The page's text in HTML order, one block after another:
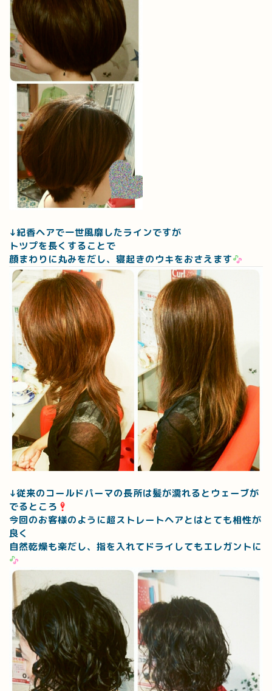
↓紀香ヘアで一世風靡したラインですが
トツプを長くすることで
顔まわりに丸みをだし、寝起きのウキをおさえます
↓従来のコールドパーマの長所は髪が濡れるとウェーブが
でるところ
今回のお客様のように超ストレートヘアとはとても相性が
良く
自然乾燥も楽だし、指を入れてドライしてもエレガントに